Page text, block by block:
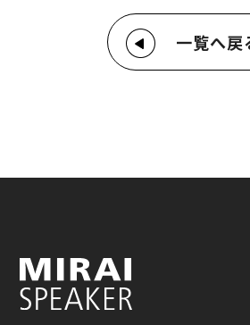
一覧へ戻